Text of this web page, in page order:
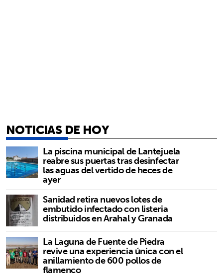
NOTICIAS DE HOY
La piscina municipal de Lantejuela
reabre sus puertas tras desinfectar
las aguas del vertido de heces de
ayer
Sanidad retira nuevos lotes de
embutido infectado con listeria
distribuidos en Arahal y Granada
La Laguna de Fuente de Piedra
revive una experiencia única con el
anillamiento de 600 pollos de
flamenco